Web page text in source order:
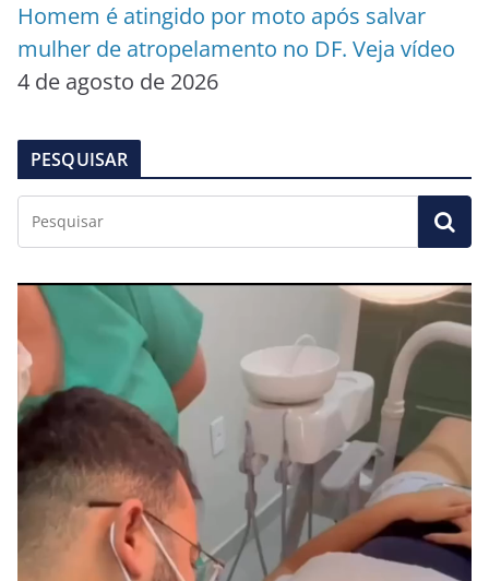
Homem é atingido por moto após salvar
mulher de atropelamento no DF. Veja vídeo
4 de agosto de 2026
PESQUISAR